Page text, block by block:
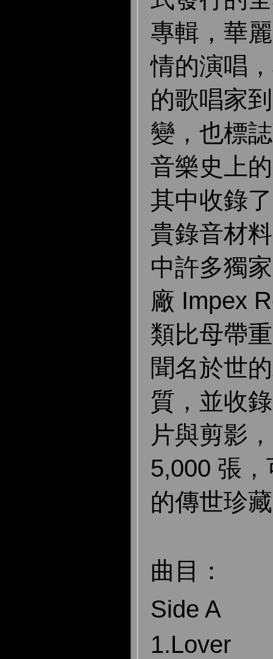
專輯，華
情的演唱
的歌唱家
變，也標
音樂史上
其中收錄
貴錄音材
中許多獨
廠 Impex
類比母帶
聞名於世
質，並收
片與剪影
5,000 張
的傳世珍
曲目：
Side A
1.Lover